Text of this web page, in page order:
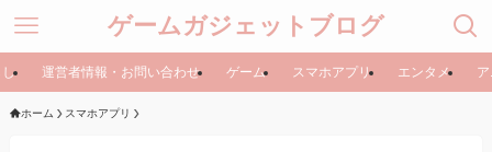
ゲームガジェットブログ
運営者情報・お問い合わせ ゲーム スマホアプリ エンタメ
ホーム スマホアプリ